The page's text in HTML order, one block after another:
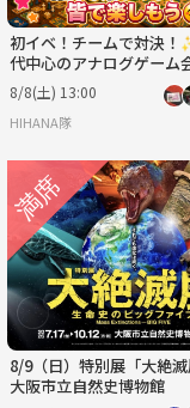
初イベ！チームで対決！
代中心のアナログゲーム
8/8(土) 13:00
HIHANA隊
8/9（日）特別展「大絶
大阪市立自然史博物館